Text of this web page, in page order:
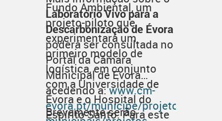
Fundo Ambiental, um
projeto-piloto que
experimentará um
primeiro modelo de
logística, em conjunto
com a Universidade de
Évora e o Hospital do
Espírito Santo. Para este
Laboratório Vivo para a
Descarbonização de Évora
poderá ser consultada no
Portal da Câmara
Municipal de Évora
acedendo a:www.cm-
evora.pt/municipe/projetos-
Brevemente serão